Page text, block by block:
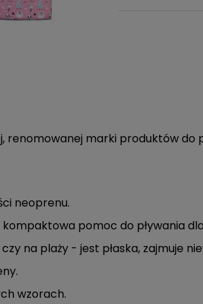
renomowanej marki produktów do
neoprenu.
pomoc do pływania
na plaży - jest płaska, zajmuje
wzorach.